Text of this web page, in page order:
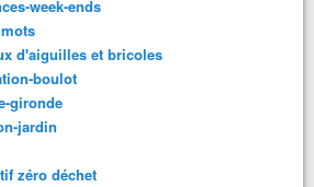
week-ends
d'aiguilles et bricoles
boulot
gironde
jardin
zéro déchet